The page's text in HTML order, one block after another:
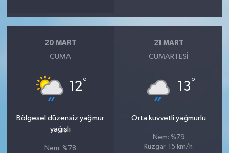
20 MART
CUMA
12°
Bölgesel düzensiz yağmur
yağışlı
Nem: %78
21 MART
CUMARTESI
13°
Orta kuvvetli yağmurlu
Nem: %79
Rüzgar: 15 km/h